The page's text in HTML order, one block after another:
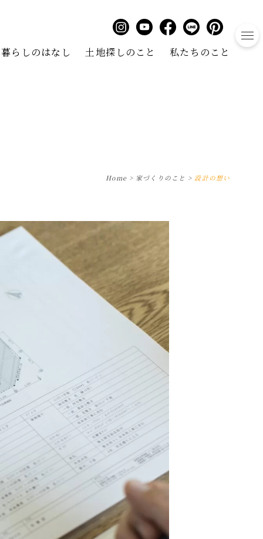
暮らしのはなし 土地探しのこと 私たちのこと
Home> 家づくりのこと > 設計の想い